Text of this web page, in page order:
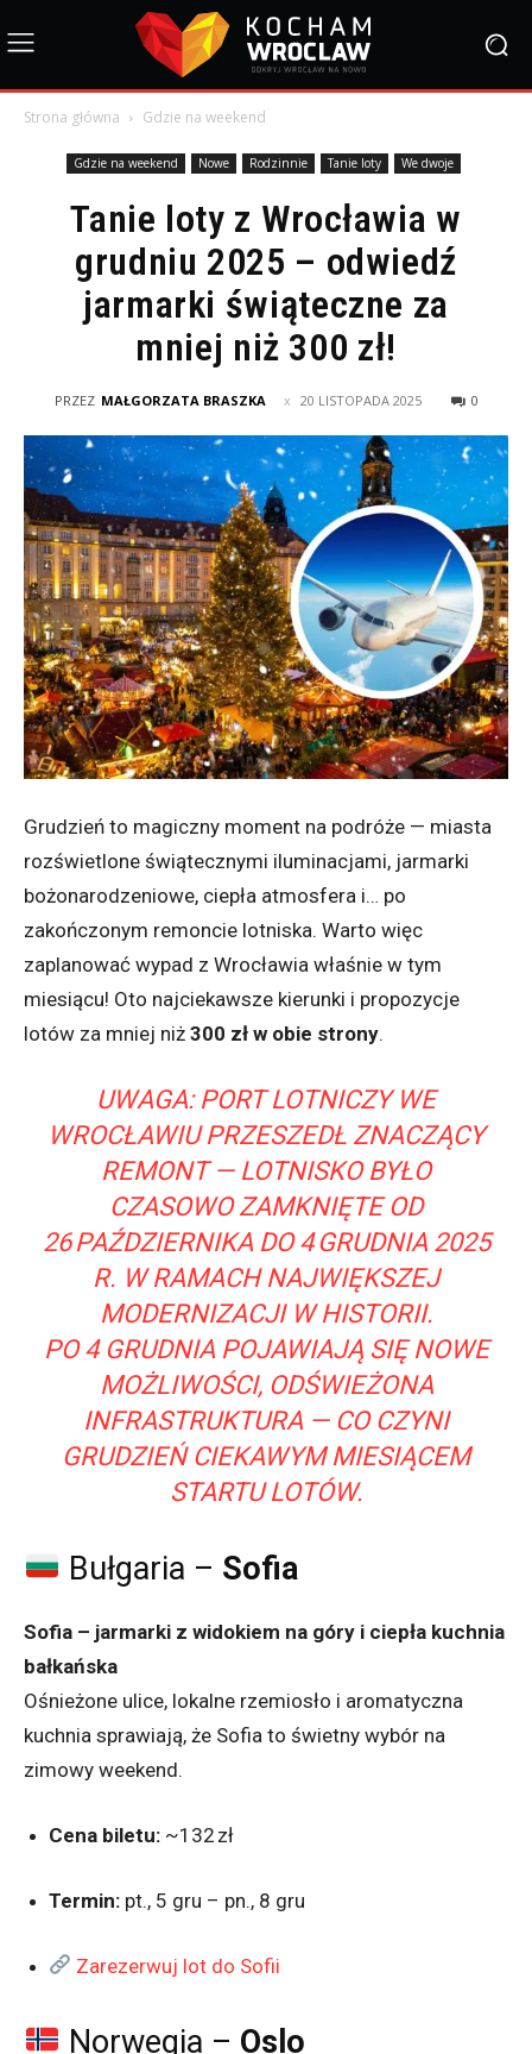
Strona główna Gdzie na weekend
Gdzie na weekend Nowe Rodzinnie Tanie loty We dwoje
Tanie loty z Wrocławia w
grudniu 2025 – odwiedź
jarmarki świąteczne za
mniej niż 300 zł!
PRZEZ MAŁGORZATA BRASZKA 20 LISTOPADA 2025 0
Grudzień to magiczny moment na podróże — miasta
rozświetlone świątecznymi iluminacjami, jarmarki
bożonarodzeniowe, ciepła atmosfera i… po
zakończonym remoncie lotniska. Warto więc
zaplanować wypad z Wrocławia właśnie w tym
miesiącu! Oto najciekawsze kierunki i propozycje
lotów za mniej niż 300 zł w obie strony.
UWAGA: PORT LOTNICZY WE
WROCŁAWIU PRZESZEDŁ ZNACZĄCY
REMONT — LOTNISKO BYŁO
CZASOWO ZAMKNIĘTE OD
26 PAŹDZIERNIKA DO 4 GRUDNIA 2025
R. W RAMACH NAJWIĘKSZEJ
MODERNIZACJI W HISTORII.
PO 4 GRUDNIA POJAWIAJĄ SIĘ NOWE
MOŻLIWOŚCI, ODŚWIEŻONA
INFRASTRUKTURA — CO CZYNI
GRUDZIEŃ CIEKAWYM MIESIĄCEM
STARTU LOTÓW.
Bułgaria – Sofia
Sofia – jarmarki z widokiem na góry i ciepła kuchnia
bałkańska
Ośnieżone ulice, lokalne rzemiosło i aromatyczna
kuchnia sprawiają, że Sofia to świetny wybór na
zimowy weekend.
Cena biletu: ~132 zł
Termin: pt., 5 gru – pn., 8 gru
Zarezerwuj lot do Sofii
Norwegia – Oslo